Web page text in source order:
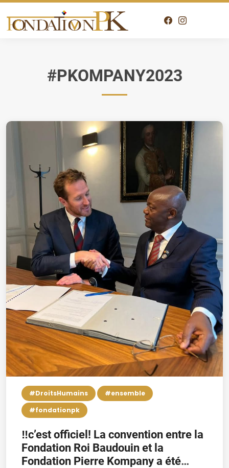
#PKOMPANY2023
#DroitsHumains
#ensemble
#fondationpk
‼️c’est officiel! La convention entre la
Fondation Roi Baudouin et la
Fondation Pierre Kompany a été